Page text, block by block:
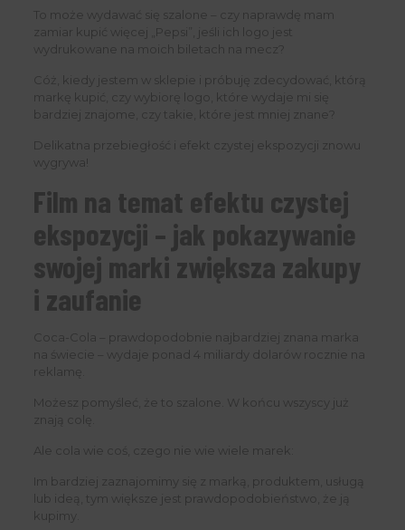
To może wydawać się szalone – czy naprawdę mam
zamiar kupić więcej „Pepsi”, jeśli ich logo jest
wydrukowane na moich biletach na mecz?
Cóż, kiedy jestem w sklepie i próbuję zdecydować, którą
markę kupić, czy wybiorę logo, które wydaje mi się
bardziej znajome, czy takie, które jest mniej znane?
Delikatna przebiegłość i efekt czystej ekspozycji znowu
wygrywa!
Film na temat efektu czystej
ekspozycji – jak pokazywanie
swojej marki zwiększa zakupy
i zaufanie
Coca-Cola – prawdopodobnie najbardziej znana marka
na świecie – wydaje ponad 4 miliardy dolarów rocznie na
reklamę.
Możesz pomyśleć, że to szalone. W końcu wszyscy już
znają colę.
Ale cola wie coś, czego nie wie wiele marek:
Im bardziej zaznajomimy się z marką, produktem, usługą
lub ideą, tym większe jest prawdopodobieństwo, że ją
kupimy.